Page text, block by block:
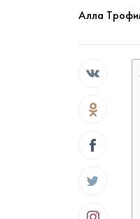
Алла